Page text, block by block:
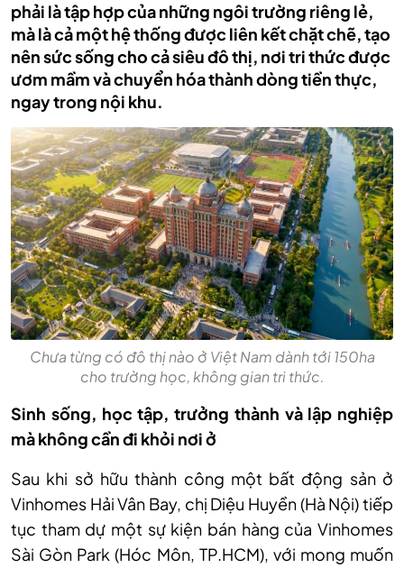
phải là tập hợp của những ngôi trường riêng lẻ,
mà là cả một hệ thống được liên kết chặt chẽ, tạo
nên sức sống cho cả siêu đô thị, nơi tri thức được
ươm mầm và chuyển hóa thành dòng tiền thực,
ngay trong nội khu.
Chưa từng có đô thị nào ở Việt Nam dành tới 150ha
cho trường học, không gian tri thức.
Sinh sống, học tập, trưởng thành và lập nghiệp
mà không cần đi khỏi nơi ở
Sau khi sở hữu thành công một bất động sản ở
Vinhomes Hải Vân Bay, chị Diệu Huyền (Hà Nội) tiếp
tục tham dự một sự kiện bán hàng của Vinhomes
Sài Gòn Park (Hóc Môn, TP.HCM), với mong muốn